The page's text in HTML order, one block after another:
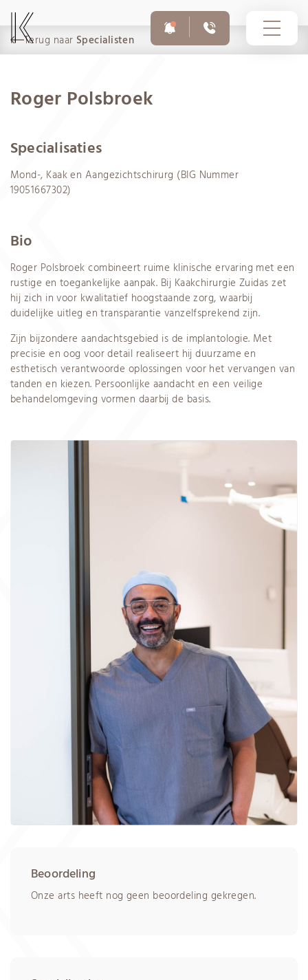
Op dit moment zijn er phishingmails in omloop uit naam
van Infomedics met als onderwerp ‘Openstaande
om binnen enkele dagen een openstaande rekening te
betalen.
020 308 6055
Spoednummer buiten openingstijden
Terug naar Specialisten
Roger Polsbroek
Specialisaties
Mond-, Kaak en Aangezichtschirurg (BIG Nummer
19051667302)
Bio
Roger Polsbroek combineert ruime klinische ervaring met een
rustige en toegankelijke aanpak. Bij Kaakchirurgie Zuidas zet
hij zich in voor kwalitatief hoogstaande zorg, waarbij
duidelijke uitleg en transparantie vanzelfsprekend zijn.
Zijn bijzondere aandachtsgebied is de implantologie. Met
precisie en oog voor detail realiseert hij duurzame en
esthetisch verantwoorde oplossingen voor het vervangen van
tanden en kiezen. Persoonlijke aandacht en een veilige
behandelomgeving vormen daarbij de basis.
Beoordeling
Onze arts heeft nog geen beoordeling gekregen.